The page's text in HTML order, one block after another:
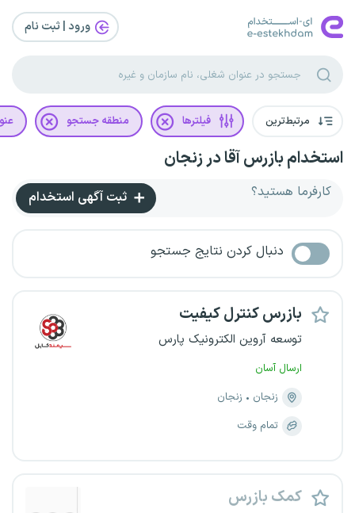
ورود | ثبت‌ نام
مرتبط‌ترین فیلترها منطقه جستجو
استخدام بازرس آقا در زنجان
کارفرما هستید؟ ثبت آگهی استخدام
دنبال کردن نتایج جستجو
بازرس کنترل کیفیت
توسعه آروین الکترونیک پارس
ارسال آسان
زنجان
زنجان
تمام وقت
کمک بازرس